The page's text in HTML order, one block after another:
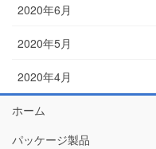
2020年6月
2020年5月
2020年4月
ホーム
パッケージ製品